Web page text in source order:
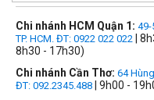
Chi nhánh HCM Quận 1: 49-
TP. HCM. ĐT: 0922 022 022 |
8h30 - 17h30)
Chi nhánh Cần Thơ: 64
ĐT: 092.2345.488 | 9h00 -